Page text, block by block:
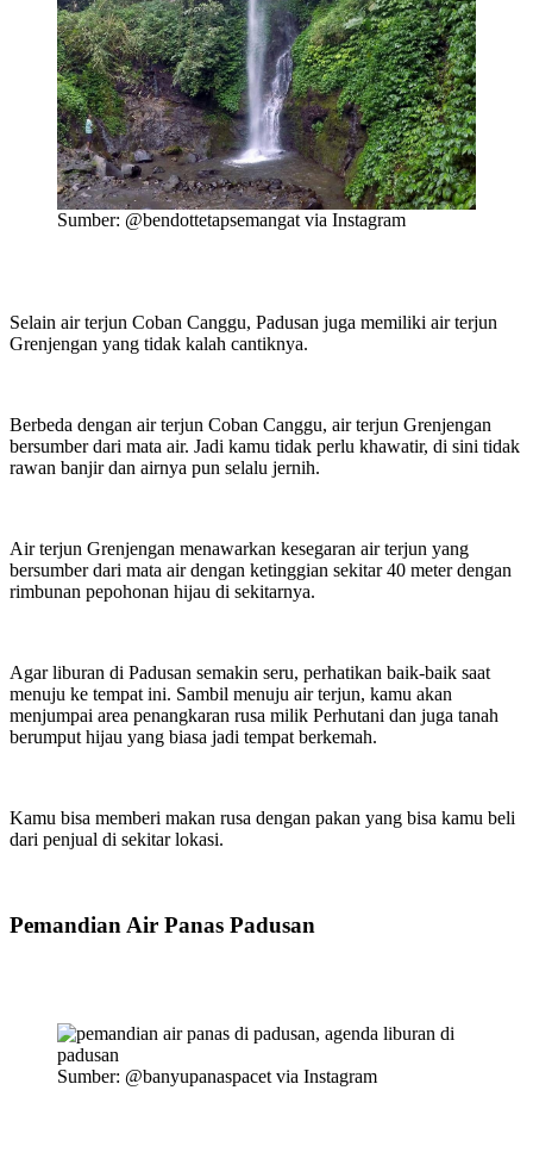
Sumber: @bendottetapsemangat via Instagram
Selain air terjun Coban Canggu, Padusan juga memiliki air terjun
Grenjengan yang tidak kalah cantiknya.
Berbeda dengan air terjun Coban Canggu, air terjun Grenjengan
bersumber dari mata air. Jadi kamu tidak perlu khawatir, di sini tidak
rawan banjir dan airnya pun selalu jernih.
Air terjun Grenjengan menawarkan kesegaran air terjun yang
bersumber dari mata air dengan ketinggian sekitar 40 meter dengan
rimbunan pepohonan hijau di sekitarnya.
Agar liburan di Padusan semakin seru, perhatikan baik-baik saat
menuju ke tempat ini. Sambil menuju air terjun, kamu akan
menjumpai area penangkaran rusa milik Perhutani dan juga tanah
berumput hijau yang biasa jadi tempat berkemah.
Kamu bisa memberi makan rusa dengan pakan yang bisa kamu beli
dari penjual di sekitar lokasi.
Pemandian Air Panas Padusan
Sumber: @banyupanaspacet via Instagram